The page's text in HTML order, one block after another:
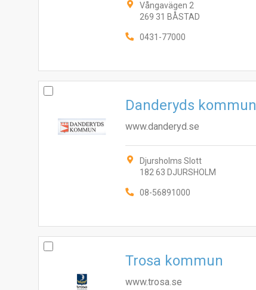
Vångavägen 2
269 31 BÅSTAD
0431-77000
Danderyds kommun
www.danderyd.se
Djursholms Slott
182 63 DJURSHOLM
08-56891000
Trosa kommun
www.trosa.se